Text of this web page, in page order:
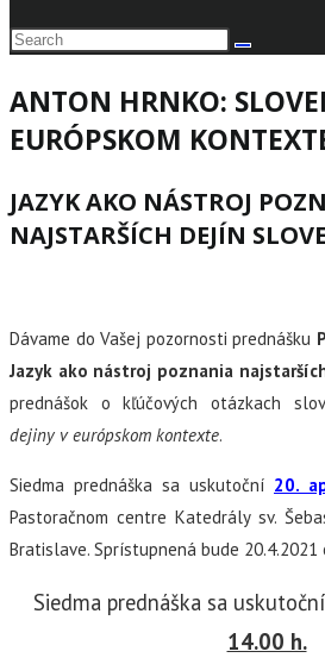
ANTON HRNKO:
EURÓPSKOM
JAZYK AKO NÁSTROJ
NAJSTARŠÍCH DEJÍN
Dávame do Vašej pozornosti prednášku
Jazyk ako nástroj poznania
prednášok o kľúčových otázkach
dejiny v európskom kontexte.
Siedma prednáška sa uskutoční 20.
Pastoračnom centre Katedrály sv.
Bratislave. Sprístupnená bude 20.4.2021
Siedma prednáška sa uskutoční
14.00 h.